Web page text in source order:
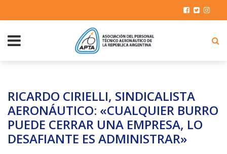
RICARDO CIRIELLI, SINDICALISTA
AERONÁUTICO: «CUALQUIER BURRO
PUEDE CERRAR UNA EMPRESA, LO
DESAFIANTE ES ADMINISTRAR»